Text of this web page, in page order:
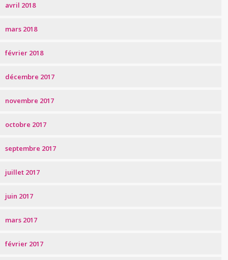
avril 2018
mars 2018
février 2018
décembre 2017
novembre 2017
octobre 2017
septembre 2017
juillet 2017
juin 2017
mars 2017
février 2017